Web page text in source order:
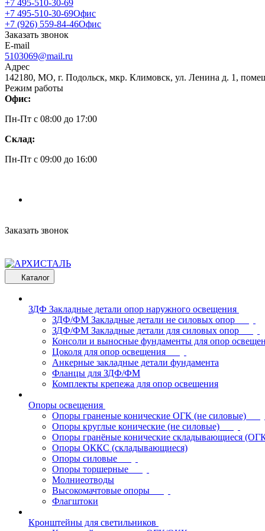
+7 495-510-30-69
+7 495-510-30-69Офис
+7 (926) 559-84-46Офис
Заказать звонок
E-mail
5103069@mail.ru
Адрес
142180, МО, г. Подольск, мкр. Климовск, ул. Ленина д. 1,
Режим работы
Офис:
Пн-Пт c 08:00 до 17:00
Склад:
Пн-Пт c 09:00 до 16:00
Заказать звонок
Каталог
ЗДФ Закладные детали опор наружного освещения
ЗДФ/ФМ Закладные детали не силовых опор
ЗДФ/ФМ Закладные детали для силовых опор
Консоли и выносные фундаменты для опор
Цоколя для опор освещения
Анкерные закладные детали фундамента
Фланцы для ЗДФ/ФМ
Комплекты крепежа для опор освещения
Опоры освещения
Опоры граненые конические ОГК (не силовые)
Опоры круглые конические (не силовые)
Опоры гранёные конические складывающиеся
Опоры ОККС (складывающиеся)
Опоры силовые
Опоры торшерные
Молниеотводы
Высокомачтовые опоры
Флагштоки
Кронштейны для светильников